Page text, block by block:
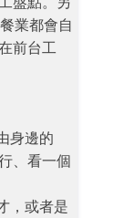
業都會自
前台工
身邊的
、看一個
，或者是